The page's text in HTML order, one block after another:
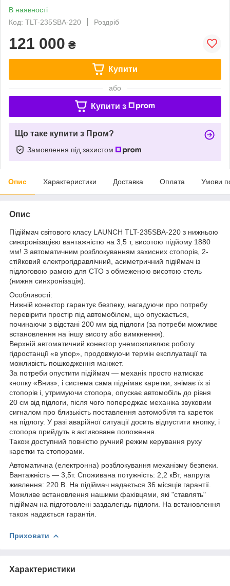
В наявності
Код: TLT-235SBA-220
Роздріб
121 000 ₴
Купити
або
Купити з
Що таке купити з Пром?
Замовлення під захистом
Опис Характеристики Доставка Оплата Умови
Опис
Підіймач світового класу LAUNCH TLT-235SBA-220 з нижньою
синхронізацією вантажністю на 3,5 т, висотою підйому 1880
мм! З автоматичним розблокуванням захисних стопорів, 2-
стійковий електрогідравлічний, асиметричний підіймач із
підлоговою рамою для СТО з обмеженою висотою стель
(нижня синхронізація).
Особливості:
Нижній конектор гарантує безпеку, нагадуючи про потребу
перевірити простір під автомобілем, що опускається,
починаючи з відстані 200 мм від підлоги (за потреби можливе
встановлення на іншу висоту або вимкнення).
Верхній автоматичний конектор унеможливлює роботу
гідростанції «в упор», продовжуючи термін експлуатації та
можливість пошкодження манжет.
За потреби опустити підіймач — механік просто натискає
кнопку «Вниз», і система сама піднімає каретки, знімає їх зі
стопорів і, утримуючи стопора, опускає автомобіль до рівня
20 см від підлоги, після чого попереджає механіка звуковим
сигналом про близькість поставлення автомобіля та кареток
на підлогу. У разі аварійної ситуації досить відпустити кнопку, і
стопора прийдуть в активоване положення.
Також доступний повністю ручний режим керування руху
каретки та стопорами.
Автоматична (електронна) розблокування механізму безпеки.
Вантажність — 3,5т. Споживана потужність: 2,2 кВт, напруга
живлення: 220 В. На підіймач надається 36 місяців гарантії.
Можливе встановлення нашими фахівцями, які "ставлять"
підіймач на підготовлені заздалегідь підлоги. На встановлення
також надається гарантія.
Приховати
Характеристики